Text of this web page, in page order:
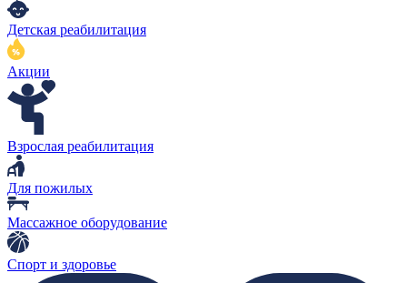
Детская реабилитация
Акции
Взрослая реабилитация
Для пожилых
Массажное оборудование
Спорт и здоровье